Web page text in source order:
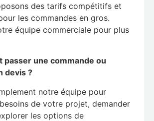
des tarifs compétitifs et
les commandes en gros.
équipe commerciale pour plus
passer une commande ou
devis ?
notre équipe pour
de votre projet, demander
les options de